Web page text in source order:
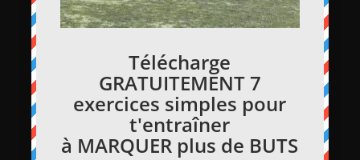
Télécharge
GRATUITEMENT 7
exercices simples pour
t'entraîner
à MARQUER plus de BUTS